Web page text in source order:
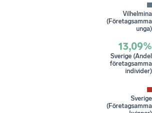
Vilhelmina
(Företagsamma
unga)
13,09%
Sverige (Andel
företagsamma
individer)
Sverige
(Företagsamma